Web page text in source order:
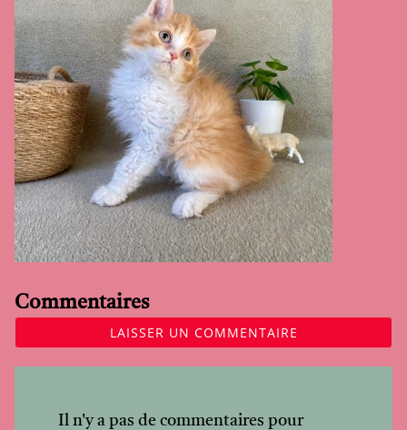
Commentaires
LAISSER UN COMMENTAIRE
Il n'y a pas de commentaires pour